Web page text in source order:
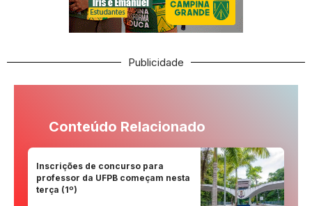
Publicidade
Conteúdo Relacionado
Inscrições de concurso para
professor da UFPB começam nesta
terça (1º)